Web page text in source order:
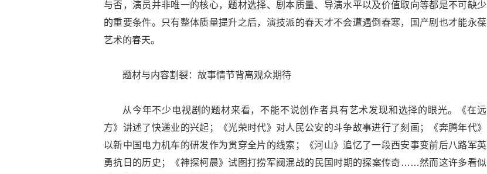
与否，演员并非唯一的核心，题材选择、剧本质量、导演水平以及价值取向等都是不可缺少
的重要条件。只有整体质量提升之后，演技派的春天才不会遭遇倒春寒，国产剧也才能永葆
艺术的春天。
题材与内容割裂：故事情节背离观众期待
从今年不少电视剧的题材来看，不能不说创作者具有艺术发现和选择的眼光。《在远
方》讲述了快递业的兴起；《光荣时代》对人民公安的斗争故事进行了刻画；《奔腾年代》
以新中国电力机车的研发作为贯穿全片的线索；《河山》追忆了一段西安事变前后八路军英
勇抗日的历史；《神探柯晨》试图打捞军阀混战的民国时期的探案传奇……然而这许多看似